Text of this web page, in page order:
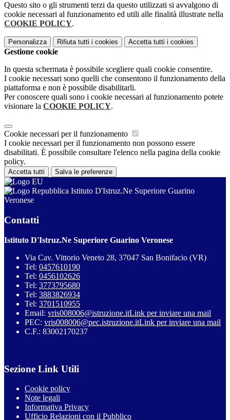
Questo sito o gli strumenti terzi da questo utilizzati si avvalgono di
cookie necessari al funzionamento ed utili alle finalità illustrate nella
COOKIE POLICY.
Personalizza Rifiuta tutti i cookies Accetta tutti i cookies
Gestione cookie
In questa schermata è possibile scegliere quali cookie consentire.
I cookie necessari sono quelli che consentono il funzionamento della
piattaforma e non è possibile disabilitarli.
Per conoscere quali sono i cookie necessari al funzionamento potete
visionare la COOKIE POLICY.
Cookie necessari per il funzionamento
I cookie necessari per il funzionamento non possono essere
disabilitati. È possibile consultare l'elenco nella pagina della cookie
policy.
Accetta tutti Salva le preferenze
Istituto D'Istruz.Ne Superiore Guarino
Veronese
Contatti
Istituto D'Istruz.Ne Superiore Guarino Veronese
Via Cav. Vittorio Veneto 28, 37047 San Bonifacio (VR)
Tel: 0457610190
Tel: 0456102626
Tel: 3773795680
Tel: 3883826934
Tel: 3701510955
Email: vris008006@istruzione.itLink per inviare una mail
PEC: vris008006@pec.istruzione.itLink per inviare una mail
C.F.: 83002170237
Sezione Link Utili
Cookie policy
Note legali
Informativa Privacy
Ufficio Relazioni con il Pubblico